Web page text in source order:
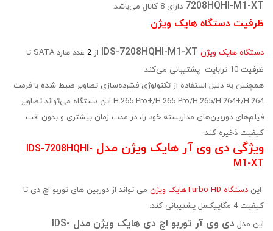
7208HQHI-M1-XT دارای 8 کانال می‌باشد.
ظرفیت دستگاه هایک ویژن
دستگاه هایک ویژن IDS-7208HQHI-M1-XT از
عدد هارد SATA تا
ظرفیت 10 ترابایت پشتیبانی می‌کند
همچنین به دلیل استفاده از تکنولوژی فشرده‌سازی تصاویر ضبط شده با فرمت
H.265 Pro+/H.265 Pro/H.265/H.264+/H.264 این دستگاه می‌تواند تصاویر
فیلم‌های دوربین‌های مداربسته خود را، در مدت زمان بیشتری و بدون افت
کیفیت ذخیره کند.
ویژگی دی وی آر هایک ویژن مدل IDS-7208HQHI-
M1-XT
این دستگاه Turbo HDهایک ویژن
می تواند از دوربین های توربو اچ دی تا
کیفیت 4 مگاپیکسل پشتیبانی کند.
این مدل
دی وی آر توربو اچ دی هایک ویژن مدل IDS-